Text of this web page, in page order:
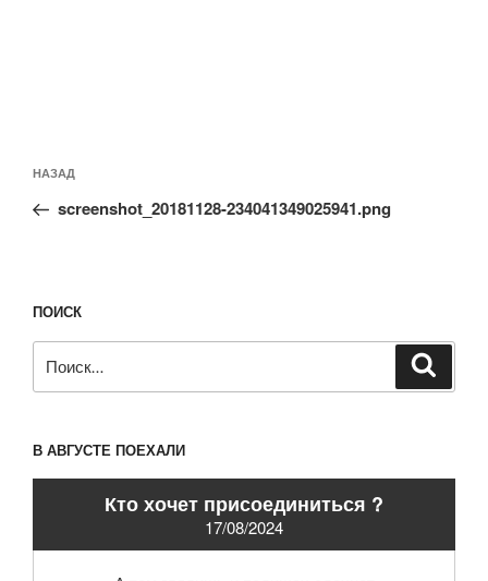
по
записям
Предыдущая
запись:
НАЗАД
screenshot_20181128-234041349025941.png
ПОИСК
В АВГУСТЕ ПОЕХАЛИ
Кто хочет присоединиться ?
17/08/2024